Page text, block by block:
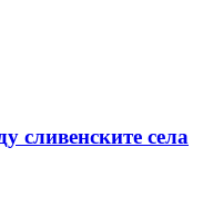
сливенските села